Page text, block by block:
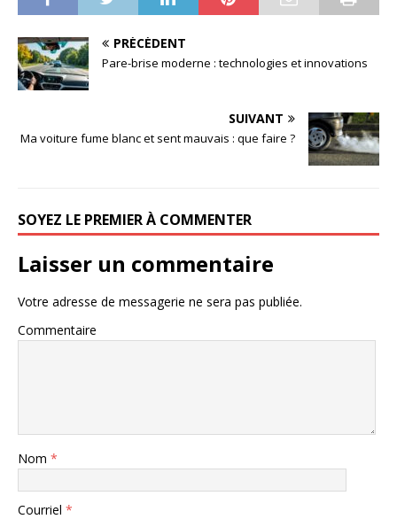
PRÉCÉDENT
Pare-brise moderne : technologies et innovations
SUIVANT
Ma voiture fume blanc et sent mauvais : que faire ?
SOYEZ LE PREMIER À COMMENTER
Laisser un commentaire
Votre adresse de messagerie ne sera pas publiée.
Commentaire
Nom *
Courriel *